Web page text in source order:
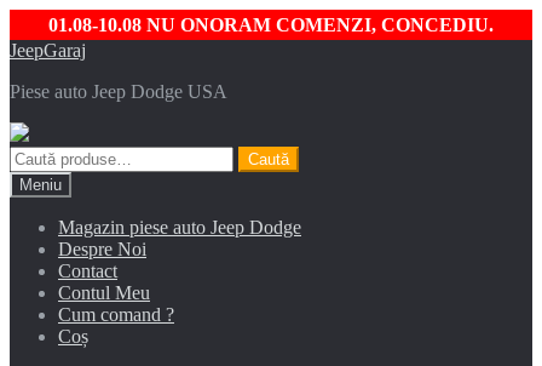
01.08-10.08 NU ONORAM COMENZI, CONCEDIU.
Sari
navigare
Sari
conținut
JeepGaraj
Piese auto Jeep Dodge USA
Caută
după:
Caută
Meniu
Magazin piese auto Jeep Dodge
Despre Noi
Contact
Contul Meu
Cum comand ?
Coș